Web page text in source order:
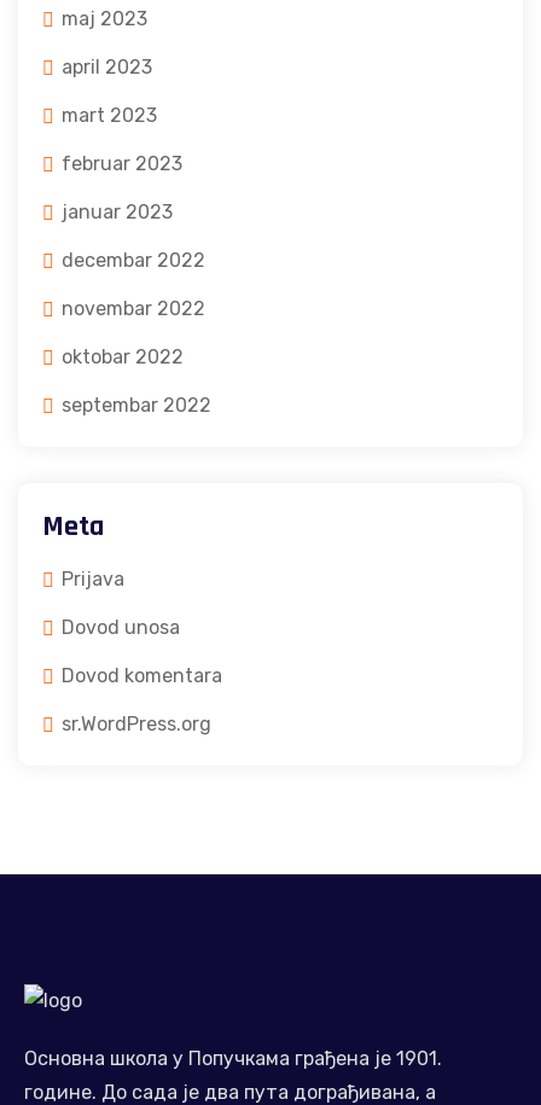
maj 2023
april 2023
mart 2023
februar 2023
januar 2023
decembar 2022
novembar 2022
oktobar 2022
septembar 2022
Meta
Prijava
Dovod unosa
Dovod komentara
sr.WordPress.org
Основна школа у Попучкама грађена је 1901.
године. До сада је два пута дограђивана, а